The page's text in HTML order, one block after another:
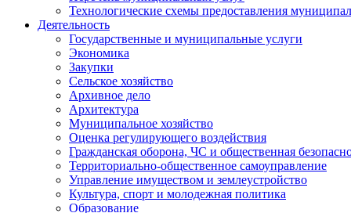
Технологические схемы предоставления
Деятельность
Государственные и муниципальные услуги
Экономика
Закупки
Сельское хозяйство
Архивное дело
Архитектура
Муниципальное хозяйство
Оценка регулирующего воздействия
Гражданская оборона, ЧС и общественная
Территориально-общественное самоуправление
Управление имуществом и землеустройство
Культура, спорт и молодежная политика
Образование